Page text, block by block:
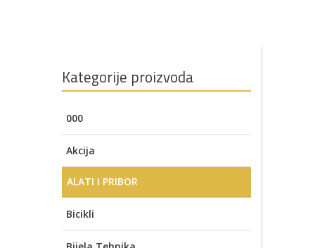
Kategorije proizvoda
000
Akcija
ALATI I PRIBOR
AKUMULATORSKI ALATI
AKU BRUSILICE
Bicikli